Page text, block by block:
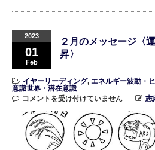
2023
01
Feb
２月のメッセージ〈
昇〉
イヤーリーディング, エネルギー波動・
意識世界・潜在意識
コメントを受け付けていません
志